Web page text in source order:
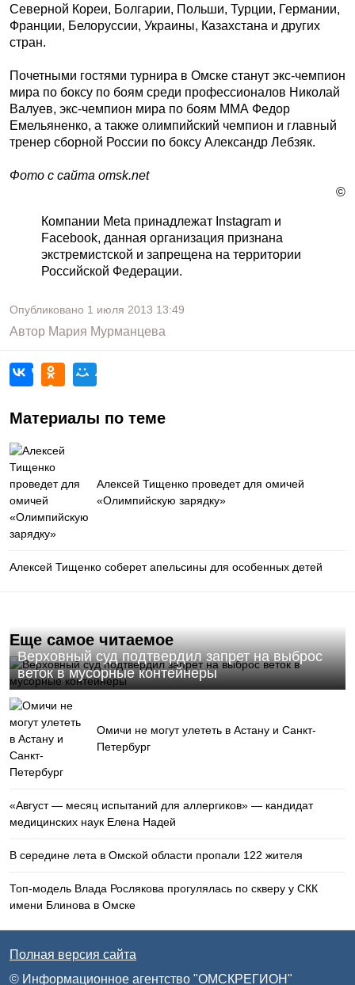
Северной Кореи, Болгарии, Польши, Турции, Германии,
Франции, Белоруссии, Украины, Казахстана и других
стран.
Почетными гостями турнира в Омске станут экс-чемпион
мира по боксу по боям среди профессионалов Николай
Валуев, экс-чемпион мира по боям ММА Федор
Емельяненко, а также олимпийский чемпион и главный
тренер сборной России по боксу Александр Лебзяк.
Фото с сайта omsk.net
©
Компании Meta принадлежат Instagram и
Facebook, данная организация признана
экстремистской и запрещена на территории
Российской Федерации.
Опубликовано 1 июля 2013 13:49
Автор Мария Мурманцева
Материалы по теме
Алексей Тищенко проведет для омичей
«Олимпийскую зарядку»
Алексей Тищенко соберет апельсины для особенных детей
Еще самое читаемое
Верховный суд подтвердил запрет на выброс
веток в мусорные контейнеры
Омичи не могут улететь в Астану и Санкт-
Петербург
«Август — месяц испытаний для аллергиков» — кандидат
медицинских наук Елена Надей
В середине лета в Омской области пропали 122 жителя
Топ-модель Влада Рослякова прогулялась по скверу у СКК
имени Блинова в Омске
Полная версия сайта
© Информационное агентство "ОМСКРЕГИОН"